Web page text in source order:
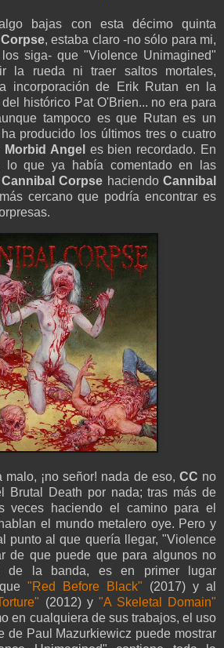
bajas con esta décimo quinta
, estaba claro -no sólo para mi,
siga- que "Violence Unimagined"
la rueda ni traer saltos mortales,
incorporación de Erik Rutan en la
histórico Pat O'Brien... no era para
tampoco es que Rutan es un
producido los últimos tres o cuatro
Morbid Angel es bien recordado. En
lo que ya había comentado en las
Cannibal Corpse haciendo Cannibal
cercano que podría encontrar es
¡no señor! nada de eso, CC no
Brutal Death por nada; tras más de
veces haciendo el camino para el
el mundo metalero oye. Pero y
punto al que quería llegar, "Violence
de que puede que para algunos no
de la banda, es en primer lugar
"Red Before Black" (2017) y al
(2012) y "A Skeletal Domain"
en cualquiera de sus trabajos, el uso
de Paul Mazurkiewicz puede mostrar